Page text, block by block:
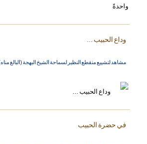
وداع الحبيب ...
مشاهد لتشييع منقطع النظير لسماحة الشيخ البهجة (البالغ
في حضرة الحبيب